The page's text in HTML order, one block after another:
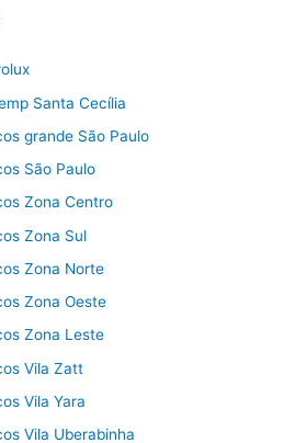
Santa Cecília
grande São Paulo
São Paulo
Zona Centro
Zona Sul
Zona Norte
Zona Oeste
Zona Leste
Vila Zatt
Vila Yara
Vila Uberabinha